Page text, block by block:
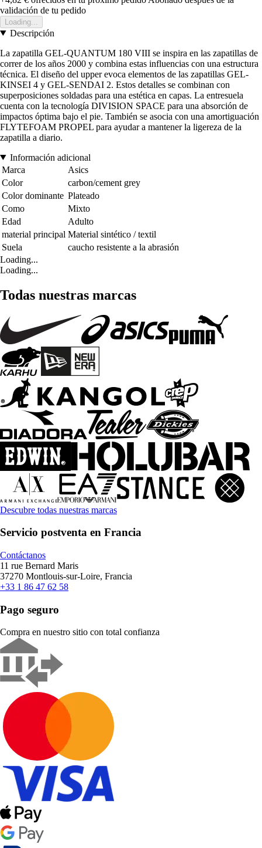
validación de tu pedido
Loading...
Descripción
La zapatilla GEL-QUANTUM 180 VIII se inspira en las zapatillas de
correr de los años 2000 y combina estas influencias con una estructura
técnica. El diseño del upper evoca elementos de las zapatillas GEL-
KINSEI 4 y GEL-SENDAI 2. Estos detalles se combinan con
superposiciones soldadas para una estética en capas. La entresuela
cuenta con la tecnología DIVISION SPACE para una absorción de
impactos óptima bajo el pie. También se asocia con una amortiguación
FLYTEFOAM PROPEL para ayudar a mantener la ligereza de la
zapatilla a diario.
Información adicional
Marca
Asics
Color
carbon/cement grey
Color dominante Plateado
Como
Mixto
Edad
Adulto
material principal Material sintético / textil
Suela
caucho resistente a la abrasión
Loading...
Loading...
Todas nuestras marcas
Descubre todas nuestras marcas
Servicio postventa en Francia
Contáctanos
11 rue Bernard Maris
37270 Montlouis-sur-Loire, Francia
+33 1 86 47 62 58
Pago seguro
Compra en nuestro sitio con total confianza